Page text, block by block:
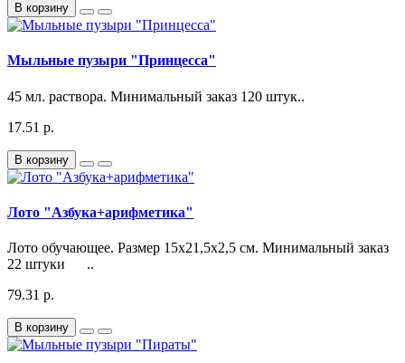
В корзину
Мыльные пузыри "Принцесса"
45 мл. раствора. Минимальный заказ 120 штук..
17.51 р.
В корзину
Лото "Азбука+арифметика"
Лото обучающее. Размер 15х21,5х2,5 см. Минимальный заказ
22 штуки ..
79.31 р.
В корзину